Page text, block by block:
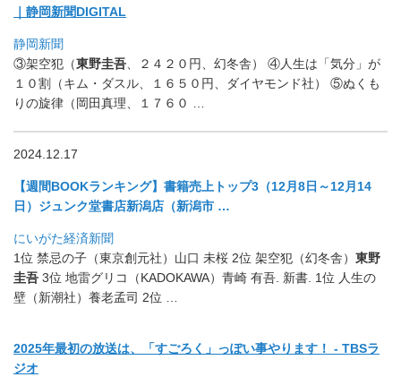
静岡新聞DIGITAL
静岡新聞
③架空犯（東野圭吾 、２４２０円、幻冬舎） ④人生は「気分」が
１０割（キム・ダスル、１６５０円、
ダイヤモンド社） ⑤ぬくも
りの旋律（岡田真理、１７６０ …
2024.12.17
【週間BOOKランキング】書籍売上トップ3（12月8日～12月14
日）ジュンク堂書店新潟店（新潟市 …
にいがた経済新聞
1位 禁忌の子（東京創元社）山口 未桜 2位 架空犯（幻冬舎） 東野
圭吾 3位 地雷グリコ（KADOKAWA）青崎 有吾. 新書. 1位 人生の
壁（新潮社）養老孟司 2位 …
2025年最初の放送は、「すごろく」っぽい事やります！ - TBSラ
ジオ